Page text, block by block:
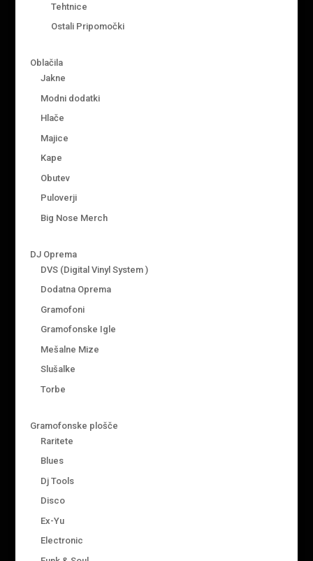
Tehtnice
Ostali Pripomočki
Oblačila
Jakne
Modni dodatki
Hlače
Majice
Kape
Obutev
Puloverji
Big Nose Merch
DJ Oprema
DVS (Digital Vinyl System )
Dodatna Oprema
Gramofoni
Gramofonske Igle
Mešalne Mize
Slušalke
Torbe
Gramofonske plošče
Raritete
Blues
Dj Tools
Disco
Ex-Yu
Electronic